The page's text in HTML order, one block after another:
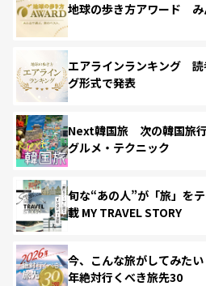
地球の歩き方アワード み
エアラインランキング 読
グ形式で発表
Next韓国旅 次の韓国旅行
グルメ・テクニック
旬な“あの人”が「旅」を
載 MY TRAVEL STORY
今、こんな旅がしてみた
年絶対行くべき旅先30